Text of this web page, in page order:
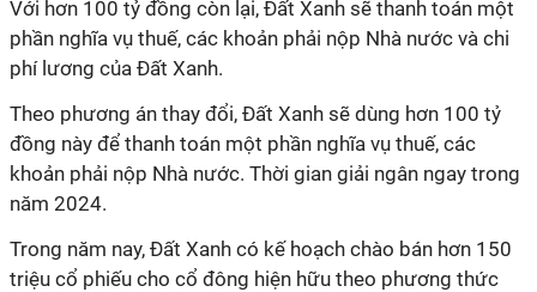
Với hơn 100 tỷ đồng còn lại, Đất Xanh sẽ thanh toán một
phần nghĩa vụ thuế, các khoản phải nộp Nhà nước và chi
phí lương của Đất Xanh.
Theo phương án thay đổi, Đất Xanh sẽ dùng hơn 100 tỷ
đồng này để thanh toán một phần nghĩa vụ thuế, các
khoản phải nộp Nhà nước. Thời gian giải ngân ngay trong
năm 2024.
Trong năm nay, Đất Xanh có kế hoạch chào bán hơn 150
triệu cổ phiếu cho cổ đông hiện hữu theo phương thức